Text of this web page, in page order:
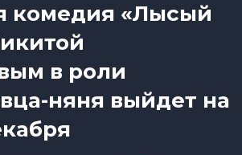
комедия «Лысый
в роли
няня выйдет на